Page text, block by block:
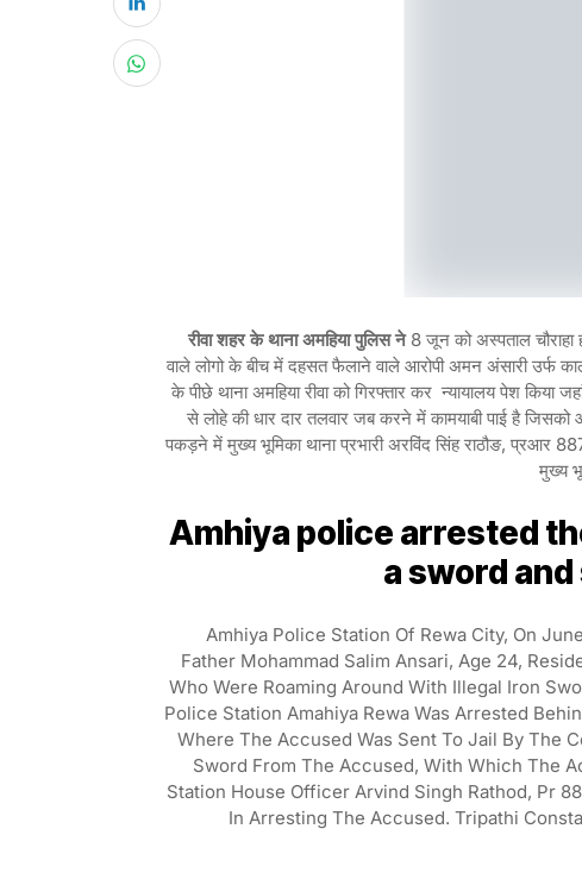
रीवा शहर के थाना अमहिया पुलिस ने 8 जून को अस्पताल
वाले लोगो के बीच में दहसत फैलाने वाले आरोपी अमन अंसारी उर्फ
के पीछे थाना अमहिया रीवा को गिरफ्तार कर न्यायालय पेश किया
से लोहे की धार दार तलवार जब करने में कामयाबी पाई है
पकड़ने में मुख्य भूमिका थाना प्रभारी अरविंद सिंह राठौङ, प्रआर
मुख्य
Amhiya police arrested
a sword
Amhiya Police Station Of Rewa City, On
Father Mohammad Salim Ansari, Age 24,
Who Were Roaming Around With Illegal Iron
Police Station Amahiya Rewa Was Arrested
Where The Accused Was Sent To Jail By The
Sword From The Accused, With Which The
Station House Officer Arvind Singh Rathod, Pr
In Arresting The Accused. Tripathi